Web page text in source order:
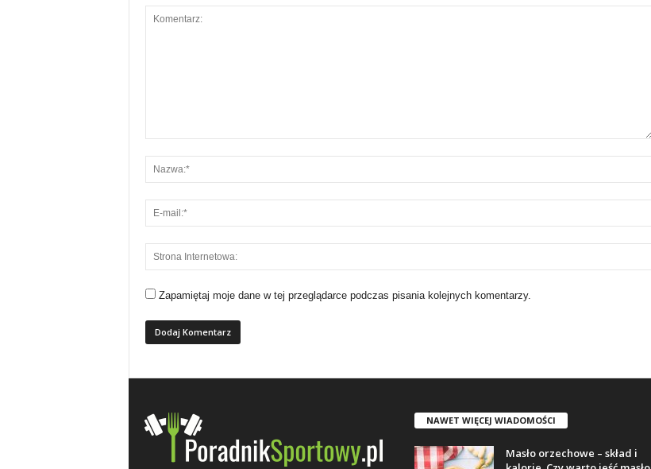
n
s
w
Zapamiętaj moje dane w tej przeglądarce podczas pisania kolejnych komentarzy.
NAWET WIĘCEJ WIADOMOŚCI
Masło orzechowe – skład i